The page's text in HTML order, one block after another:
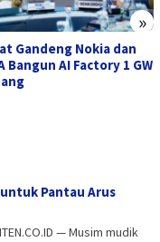
»
Gandeng Nokia dan
Bangun AI Factory 1 GW
Pantau Arus
— Musim mudik